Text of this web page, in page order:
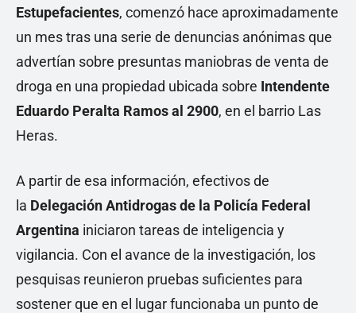
Estupefacientes, comenzó hace aproximadamente
un mes tras una serie de denuncias anónimas que
advertían sobre presuntas maniobras de venta de
droga en una propiedad ubicada sobre Intendente
Eduardo Peralta Ramos al 2900, en el barrio Las
Heras.
A partir de esa información, efectivos de
la Delegación Antidrogas de la Policía Federal
Argentina iniciaron tareas de inteligencia y
vigilancia. Con el avance de la investigación, los
pesquisas reunieron pruebas suficientes para
sostener que en el lugar funcionaba un punto de